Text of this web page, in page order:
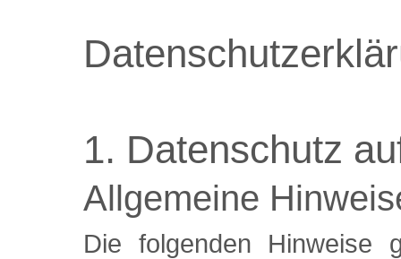
1. Datenschutz
Allgemeine
Die folgenden Hinweise